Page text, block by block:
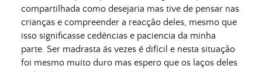
compartilhada como desejaria mas tive de pensar nas
crianças e compreender a reacção deles, mesmo que
isso significasse cedências e paciencia da minha
parte. Ser madrasta ás vezes é difícil e nesta situação
foi mesmo muito duro mas espero que os laços deles